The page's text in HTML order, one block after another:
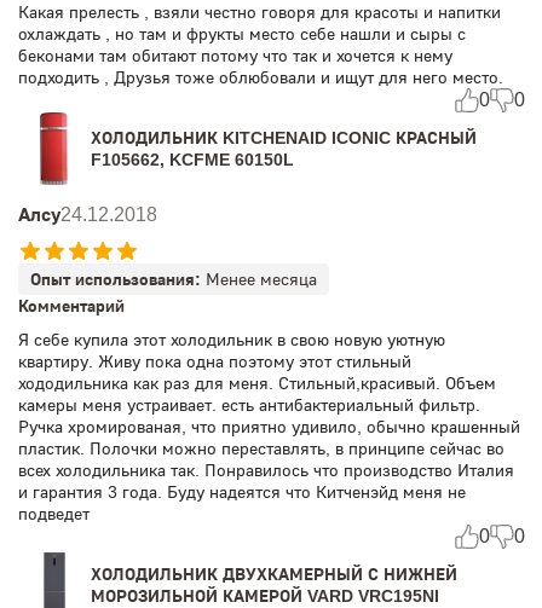
Какая прелесть , взяли честно говоря для красоты и напитки
охлаждать , но там и фрукты место себе нашли и сыры с
беконами там обитают потому что так и хочется к нему
подходить , Друзья тоже облюбовали и ищут для него место.
0 0
ХОЛОДИЛЬНИК KITCHENAID ICONIC КРАСНЫЙ
F105662, KCFME 60150L
Алсу24.12.2018
Опыт использования: Менее месяца
Комментарий
Я себе купила этот холодильник в свою новую уютную
квартиру. Живу пока одна поэтому этот стильный
хододильника как раз для меня. Стильный,красивый. Объем
камеры меня устраивает. есть антибактериальный фильтр.
Ручка хромированая, что приятно удивило, обычно крашенный
пластик. Полочки можно переставлять, в принципе сейчас во
всех холодильника так. Понравилось что производство Италия
и гарантия 3 года. Буду надеятся что Китченэйд меня не
подведет
0 0
ХОЛОДИЛЬНИК ДВУХКАМЕРНЫЙ С НИЖНЕЙ
МОРОЗИЛЬНОЙ КАМЕРОЙ VARD VRC195NI